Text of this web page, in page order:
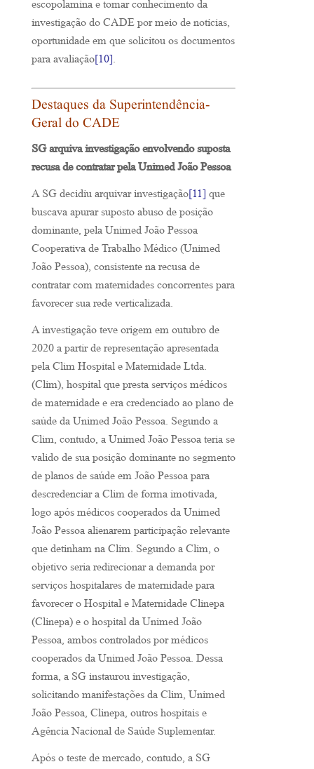
escopolamina e tomar conhecimento da
investigação do CADE por meio de notícias,
oportunidade em que solicitou os documentos
para avaliação[10].
Destaques da Superintendência-
Geral do CADE
SG arquiva investigação envolvendo suposta
recusa de contratar pela Unimed João Pessoa
A SG decidiu arquivar investigação[11] que
buscava apurar suposto abuso de posição
dominante, pela Unimed João Pessoa
Cooperativa de Trabalho Médico (Unimed
João Pessoa), consistente na recusa de
contratar com maternidades concorrentes para
favorecer sua rede verticalizada.
A investigação teve origem em outubro de
2020 a partir de representação apresentada
pela Clim Hospital e Maternidade Ltda.
(Clim), hospital que presta serviços médicos
de maternidade e era credenciado ao plano de
saúde da Unimed João Pessoa. Segundo a
Clim, contudo, a Unimed João Pessoa teria se
valido de sua posição dominante no segmento
de planos de saúde em João Pessoa para
descredenciar a Clim de forma imotivada,
logo após médicos cooperados da Unimed
João Pessoa alienarem participação relevante
que detinham na Clim. Segundo a Clim, o
objetivo seria redirecionar a demanda por
serviços hospitalares de maternidade para
favorecer o Hospital e Maternidade Clinepa
(Clinepa) e o hospital da Unimed João
Pessoa, ambos controlados por médicos
cooperados da Unimed João Pessoa. Dessa
forma, a SG instaurou investigação,
solicitando manifestações da Clim, Unimed
João Pessoa, Clinepa, outros hospitais e
Agência Nacional de Saúde Suplementar.
Após o teste de mercado, contudo, a SG